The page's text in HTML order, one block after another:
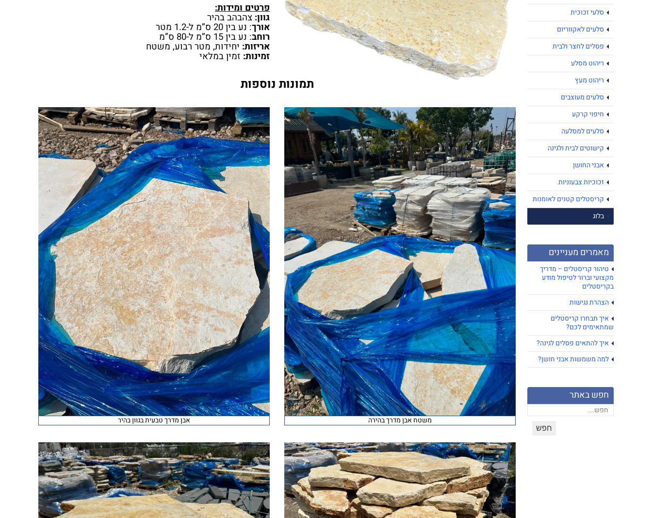
סלעי זכוכית
סלעים לאקווריום
פסלים לחצר ולבית
ריהוט מסלע
ריהוט מעץ
סלעים מעוצבים
חיפוי קרקע
סלעים למסלעה
קישוטים לבית ולגינה
אבני החושן
זכוכיות צבעוניות
קריסטלים קטנים לאומנות
בלוג
מאמרים מעניינים
טיהור קריסטלים – מדריך
מקצועי וברור לטיפול מודע
בקריסטלים
הצהרת נגישות
איך תבחרו קריסטלים
שמתאימים לכם?
איך להתאים פסלים לגינה?
למה משמשות אבני חושן?
חפש באתר
פרטים ומידות:
גוון: צהבהב בהיר
אורך: נע בין 20 ס”מ ל-1.2 מטר
רוחב: נע בין 15 ס”מ ל-80 ס”מ
אריזות: יחידות, מטר רבוע, משטח
זמינות: זמין במלאי
תמונות נוספות
אבן מדרך טבעית בגוון בהיר משטח אבן מדרך בהירה